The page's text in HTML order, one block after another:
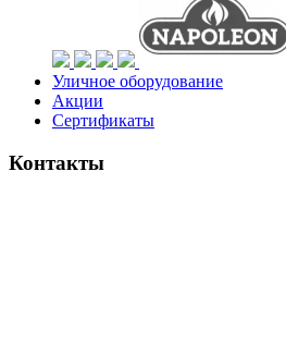
Уличное оборудование
Акции
Сертификаты
Контакты